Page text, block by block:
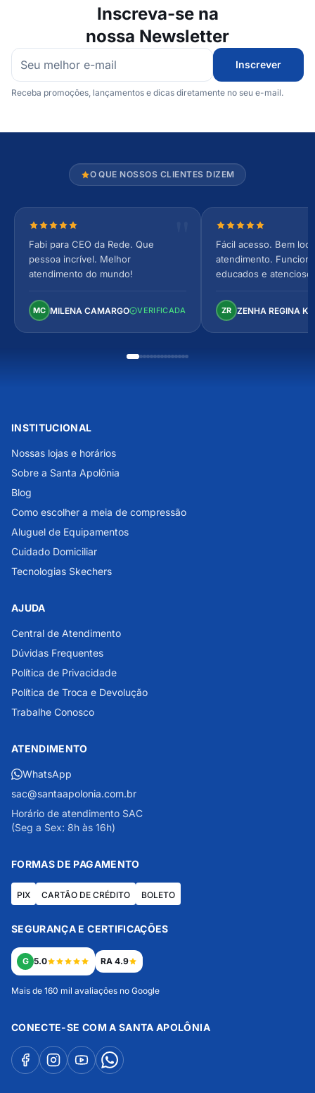
Inscreva-se na
nossa Newsletter
Inscrever
Receba promoções, lançamentos e dicas diretamente no seu e-mail.
O QUE NOSSOS CLIENTES DIZEM
Nota 5 de 5 estrelas
Fabi para CEO da Rede. Que
pessoa incrível. Melhor
atendimento do mundo!
MC MILENA CAMARGO VERIFICADA
Nota 5 de 5
Fácil acesso. Bem
atendimento.
educados e
Perfeito!
ZR ZENHA REGINA
INSTITUCIONAL
Nossas lojas e horários
Sobre a Santa Apolônia
Blog
Como escolher a meia de compressão
Aluguel de Equipamentos
Cuidado Domiciliar
Tecnologias Skechers
AJUDA
Central de Atendimento
Dúvidas Frequentes
Política de Privacidade
Política de Troca e Devolução
Trabalhe Conosco
ATENDIMENTO
WhatsApp
sac@santaapolonia.com.br
Horário de atendimento SAC
(Seg a Sex: 8h às 16h)
FORMAS DE PAGAMENTO
PIX CARTÃO DE CRÉDITO BOLETO
SEGURANÇA E CERTIFICAÇÕES
G 5.0 RA 4.9
Mais de 160 mil avaliações no Google
CONECTE-SE COM A SANTA APOLÔNIA